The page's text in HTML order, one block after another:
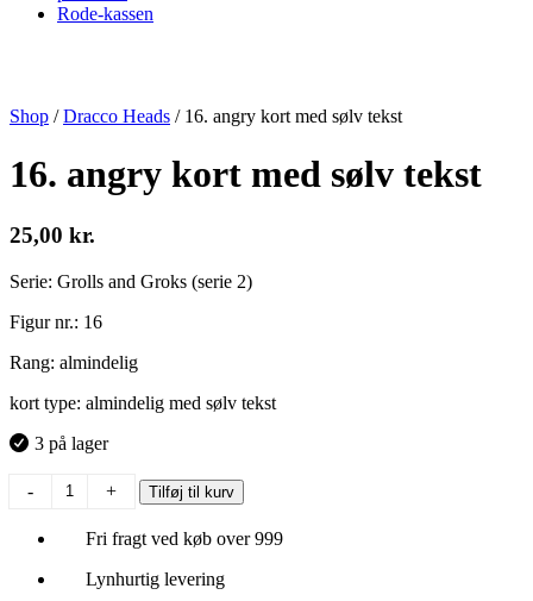
Rode-kassen
Shop /Dracco Heads / 16. angry kort med sølv tekst
16. angry kort med sølv tekst
25,00 kr.
Serie: Grolls and Groks (serie 2)
Figur nr.: 16
Rang: almindelig
kort type: almindelig med sølv tekst
3 på lager
-
med
tekst
+ Tilføj til kurv
Fri fragt ved køb over 999
Lynhurtig levering